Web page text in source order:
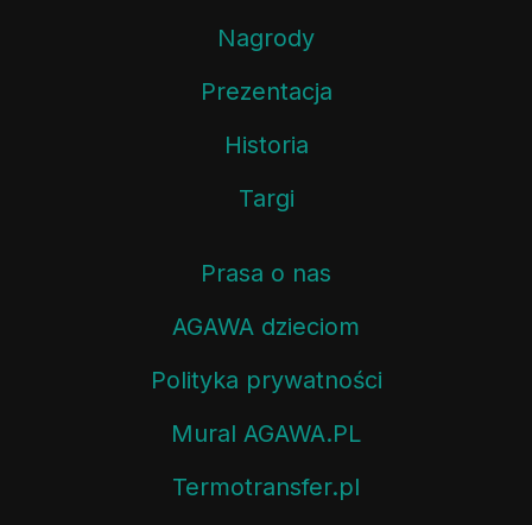
Nagrody
Prezentacja
Historia
Targi
Prasa o nas
AGAWA dzieciom
Polityka prywatności
Mural AGAWA.PL
Termotransfer.pl